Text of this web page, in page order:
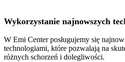
Wykorzystanie najnowszych
W Emi Center posługujemy się
technologiami, które pozwalają na
różnych schorzeń i dolegliwości.